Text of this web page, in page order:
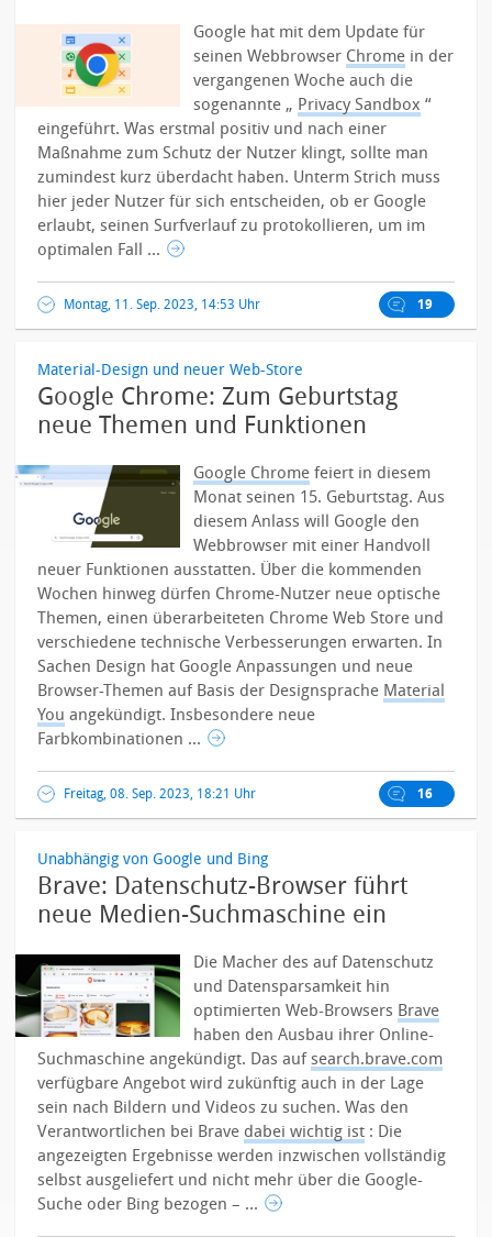
Google hat mit dem Update für
seinen Webbrowser Chrome in der
vergangenen Woche auch die
sogenannte „ Privacy Sandbox “
eingeführt. Was erstmal positiv und nach einer
Maßnahme zum Schutz der Nutzer klingt, sollte man
zumindest kurz überdacht haben. Unterm Strich muss
hier jeder Nutzer für sich entscheiden, ob er Google
erlaubt, seinen Surfverlauf zu protokollieren, um im
optimalen Fall ...
Montag, 11. Sep. 2023, 14:53 Uhr 19
Material-Design und neuer Web-Store
Google Chrome: Zum Geburtstag
neue Themen und Funktionen
Google Chrome feiert in diesem
Monat seinen 15. Geburtstag. Aus
diesem Anlass will Google den
Webbrowser mit einer Handvoll
neuer Funktionen ausstatten. Über die kommenden
Wochen hinweg dürfen Chrome-Nutzer neue optische
Themen, einen überarbeiteten Chrome Web Store und
verschiedene technische Verbesserungen erwarten. In
Sachen Design hat Google Anpassungen und neue
Browser-Themen auf Basis der Designsprache Material
You angekündigt. Insbesondere neue
Farbkombinationen ...
Freitag, 08. Sep. 2023, 18:21 Uhr 16
Unabhängig von Google und Bing
Brave: Datenschutz-Browser führt
neue Medien-Suchmaschine ein
Die Macher des auf Datenschutz
und Datensparsamkeit hin
optimierten Web-Browsers Brave
haben den Ausbau ihrer Online-
Suchmaschine angekündigt. Das aufsearch.brave.com
verfügbare Angebot wird zukünftig auch in der Lage
sein nach Bildern und Videos zu suchen.Was den
Verantwortlichen bei Brave dabei wichtig ist : Die
angezeigten Ergebnisse werden inzwischen vollständig
selbst ausgeliefert und nicht mehr über die Google-
Suche oder Bing bezogen – ...